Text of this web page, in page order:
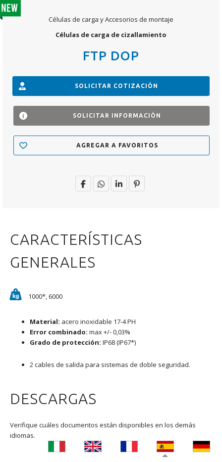
Células de carga y Accesorios de montaje
Células de carga de cizallamiento
FTP DOP
SOLICITAR COTIZACIÓN
SOLICITAR INFORMACIÓN
AGREGAR A FAVORITOS
CARACTERÍSTICAS
GENERALES
1000*, 6000
Material: acero inoxidable 17-4 PH
Error combinado: max +/- 0,03%
Grado de protección: IP68 (IP67*)
2 cables de salida para sistemas de doble seguridad.
DESCARGAS
Verifique cuáles documentos están disponibles en los demás
idiomas.